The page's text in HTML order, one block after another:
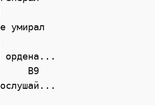
умирал
ордена...
B9